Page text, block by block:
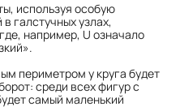
используя особую
галстучных узлах,
например, U означало
периметром у круга будет
среди всех фигур с
самый маленький